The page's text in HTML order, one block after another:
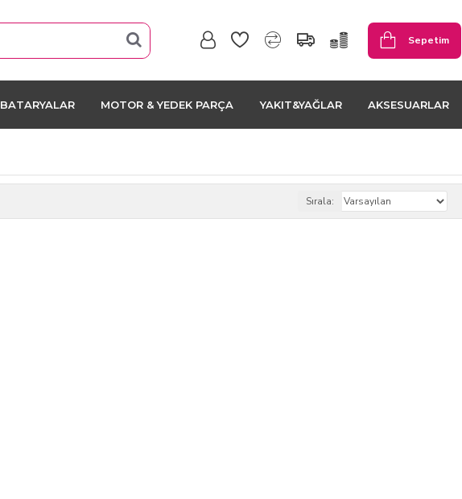
Sepetim
BATARYALAR MOTOR & YEDEK PARÇA YAKIT&YAĞLAR AKSESUARLAR
Sırala: